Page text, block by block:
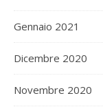
Gennaio 2021
Dicembre 2020
Novembre 2020